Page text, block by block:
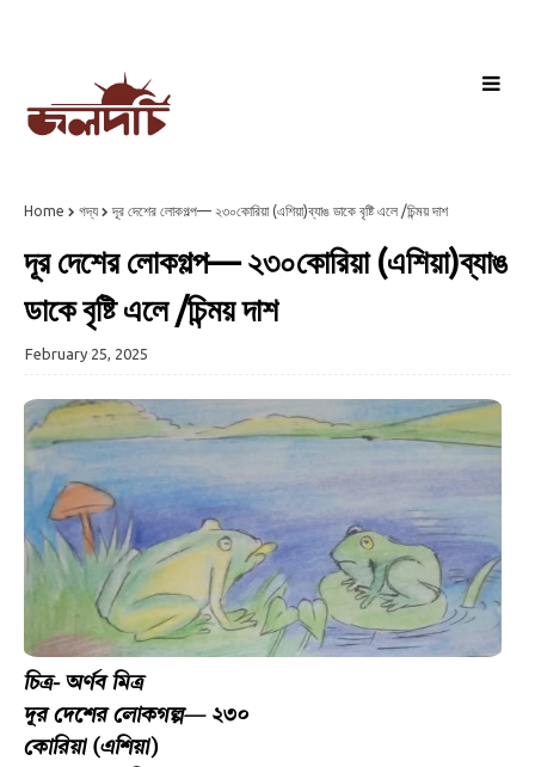
Home গদ্য দূর দেশের লোকগল্প— ২৩০কোরিয়া (এশিয়া)ব্যাঙ ডাকে বৃষ্টি এলে /চিন্ময় দাশ
দূর দেশের লোকগল্প— ২৩০কোরিয়া (এশিয়া)ব্যাঙ
ডাকে বৃষ্টি এলে /চিন্ময় দাশ
February 25, 2025
চিত্র- অর্ণব মিত্র
দূর দেশের লোকগল্প— ২৩০
কোরিয়া (এশিয়া)